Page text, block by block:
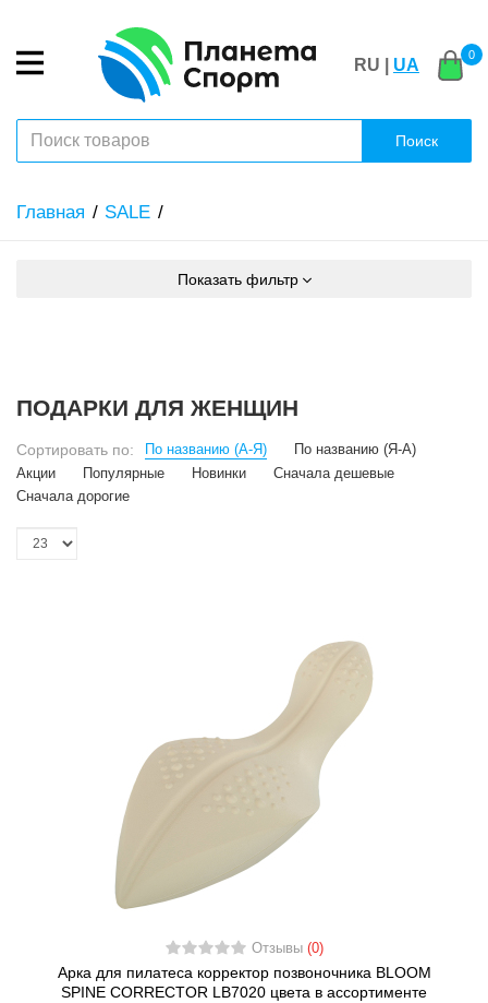
RU | UA
0
Поиск
Главная SALE
Показать фильтр
ПОДАРКИ ДЛЯ ЖЕНЩИН
Сортировать по: По названию (А-Я)
По названию (Я-А)
Акции
Популярные Новинки
Сначала дешевые
Сначала дорогие
Отзывы (0)
Арка для пилатеса корректор позвоночника BLOOM
SPINE CORRECTOR LB7020 цвета в ассортименте